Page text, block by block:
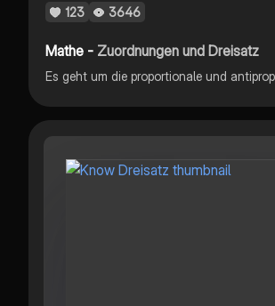
123 3646
Mathe - Zuordnungen und Dreisatz